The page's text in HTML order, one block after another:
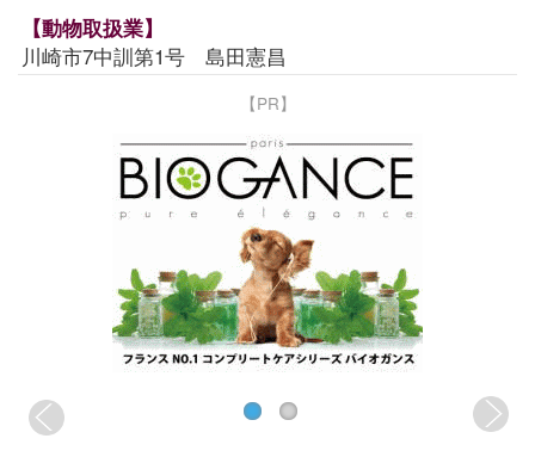
【動物取扱業】
川崎市7中訓第1号 島田憲昌
【PR】